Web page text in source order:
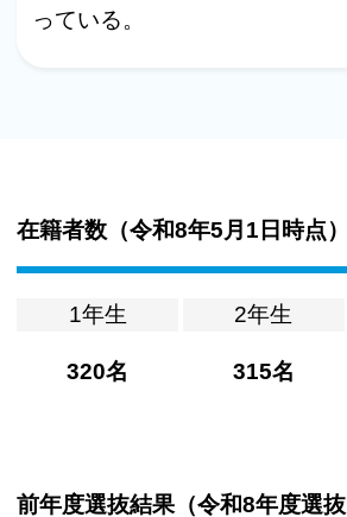
っている。
在籍者数（令和8年5月1日時点）
1年生
320名
2年生
315名
前年度選抜結果（令和8年度選抜